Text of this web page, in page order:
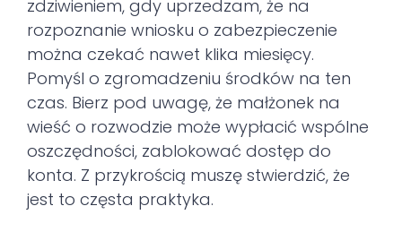
zdziwieniem, gdy uprzedzam, że na
rozpoznanie wniosku o zabezpieczenie
można czekać nawet klika miesięcy.
Pomyśl o zgromadzeniu środków na ten
czas. Bierz pod uwagę, że małżonek na
wieść o rozwodzie może wypłacić wspólne
oszczędności, zablokować dostęp do
konta. Z przykrością muszę stwierdzić, że
jest to częsta praktyka.